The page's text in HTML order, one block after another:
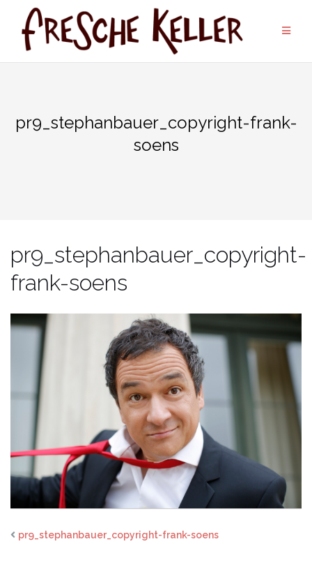
Inhalt
springen
pr9_stephanbauer_copyright-frank-
soens
pr9_stephanbauer_copyright-
frank-soens
pr9_stephanbauer_copyright-frank-soens